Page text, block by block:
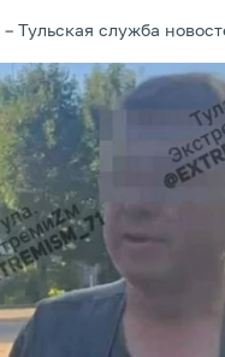
Тульская служба